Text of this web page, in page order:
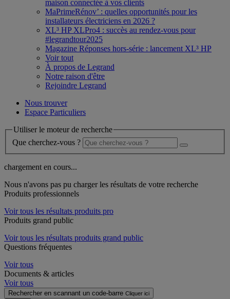
maison connectée à vos clients
MaPrimeRénov’ : quelles opportunités pour les
installateurs électriciens en 2026 ?
XL³ HP XLPro4 : succès au rendez-vous pour
#legrandtour2025
Magazine Réponses hors-série : lancement XL³ HP
Voir tout
À propos de Legrand
Notre raison d'être
Rejoindre Legrand
Nous trouver
Espace Particuliers
Utiliser le moteur de recherche
Que cherchez-vous ?
chargement en cours...
Nous n'avons pas pu charger les résultats de votre recherche
Produits professionnels
Voir tous les résultats produits pro
Produits grand public
Voir tous les résultats produits grand public
Questions fréquentes
Voir tous
Documents & articles
Voir tous
Rechercher en scannant un code-barre Cliquer ici